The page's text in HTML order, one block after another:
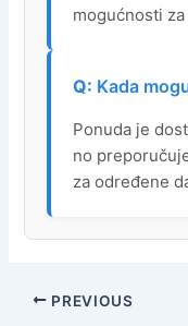
mogućnosti
Kada
Ponuda je
no
za određene
PREVIOUS